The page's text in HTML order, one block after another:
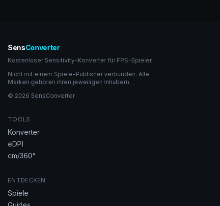
SensConverter
Kostenloser Sensitivity-Konverter für FPS-Spieler.
Nicht mit einem Spiele-Publisher verbunden. Alle
Marken gehören ihren jeweiligen Inhabern.
© 2026 SensConverter
TOOLS
Konverter
eDPI
cm/360°
ENTDECKEN
Spiele